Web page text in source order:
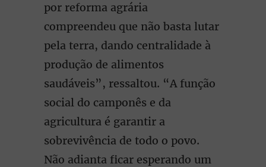
por reforma agrária
compreendeu que não basta lutar
pela terra, dando centralidade à
produção de alimentos
saudáveis”, ressaltou. “A função
social do camponês e da
agricultura é garantir a
sobrevivência de todo o povo.
Não adianta ficar esperando um